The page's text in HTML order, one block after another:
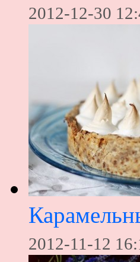
2012-12-30
2012-11-12